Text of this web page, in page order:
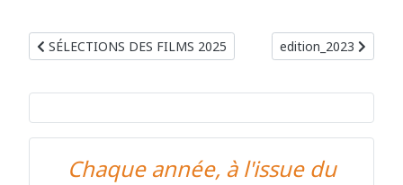
Article précédent : SÉLECTIONS DES FILMS 2025
SÉLECTIONS DES FILMS 2025 Article suivant :
edition_2023
Chaque année, à l'issue du